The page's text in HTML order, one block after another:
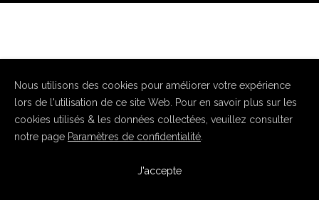
Nous utilisons des cookies pour améliorer votre expérience
lors de l'utilisation de ce site Web. Pour en savoir plus sur les
cookies utilisés & les données collectées, veuillez consulter
notre page Paramètres de confidentialité
J'accepte